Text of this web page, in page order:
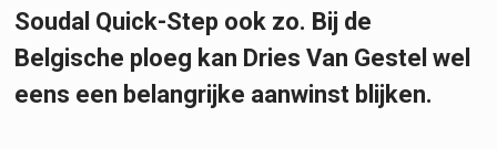
Soudal Quick-Step ook zo. Bij de
Belgische ploeg kan Dries Van Gestel wel
eens een belangrijke aanwinst blijken.